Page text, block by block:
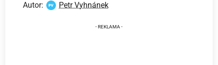
Autor: Petr Vyhnánek